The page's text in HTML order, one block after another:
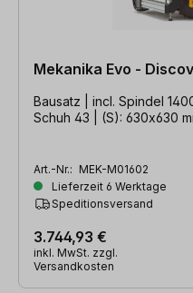
Mekanika Evo -
Bausatz | incl. Spindel
Schuh 43 | (S): 630x630
Art.-Nr.: MEK-M01602
Lieferzeit 6 Werktage
Speditionsversand
3.744,93 €
inkl. MwSt. zzgl.
Versandkosten